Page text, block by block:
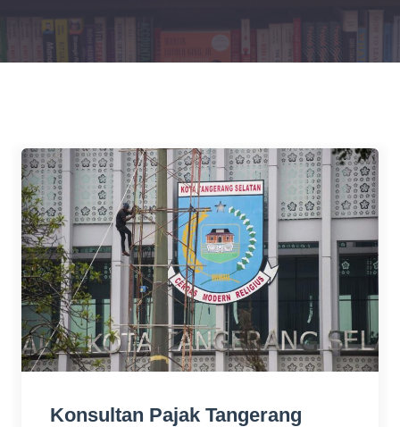
Konsultan Pajak Tangerang